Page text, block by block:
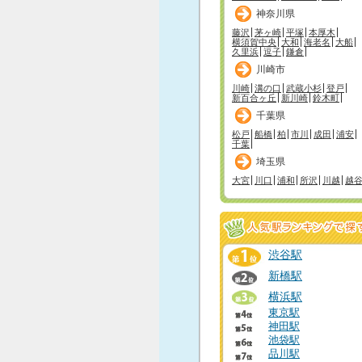
神奈川県
藤沢 茅ヶ崎 平塚 本厚木
横須賀中央 大和 海老名 大船
久里浜 逗子 鎌倉
川崎市
川崎 溝の口 武蔵小杉 登戸
新百合ヶ丘
新川崎 鈴木町
千葉県
松戸 船橋 柏 市川 成田 浦安
千葉
埼玉県
大宮 川口 浦和 所沢 川越 越谷
渋谷駅
新橋駅
横浜駅
東京駅
神田駅
池袋駅
品川駅